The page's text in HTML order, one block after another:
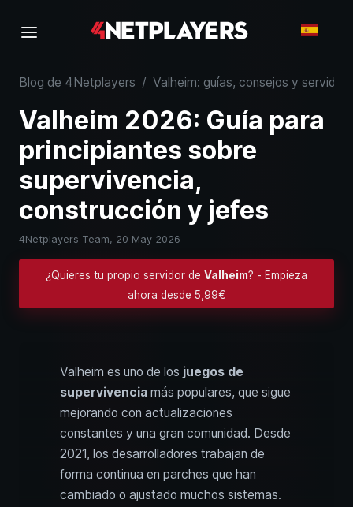
Blog de 4Netplayers / Valheim: guías, consejos y
Valheim 2026: Guía para
principiantes sobre
supervivencia,
construcción y jefes
4Netplayers Team, 20 May 2026
¿Quieres tu propio servidor de Valheim? - Empieza
ahora desde 5,99€
Valheim es uno de los juegos de
supervivencia más populares, que sigue
mejorando con actualizaciones
constantes y una gran comunidad. Desde
2021, los desarrolladores trabajan de
forma continua en parches que han
cambiado o ajustado muchos sistemas.